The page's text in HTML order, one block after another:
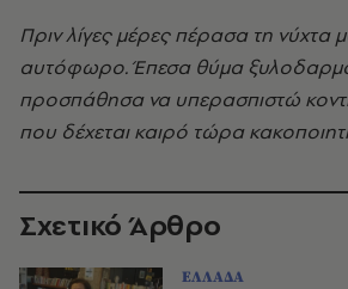
Πριν λίγες μέρες πέρασα τη νύχτα
αυτόφωρο. Έπεσα θύμα
προσπάθησα να υπερασπιστώ
που δέχεται καιρό τώρα
Σχετικό Άρθρο
ΕΛΛΑΔΑ